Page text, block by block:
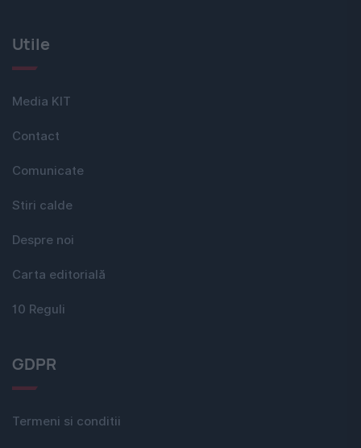
Utile
Media KIT
Contact
Comunicate
Stiri calde
Despre noi
Carta editorială
10 Reguli
GDPR
Termeni si conditii